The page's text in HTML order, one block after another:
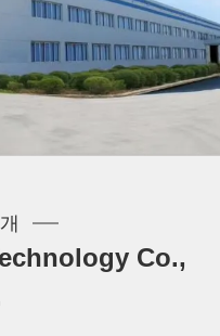
Co.,